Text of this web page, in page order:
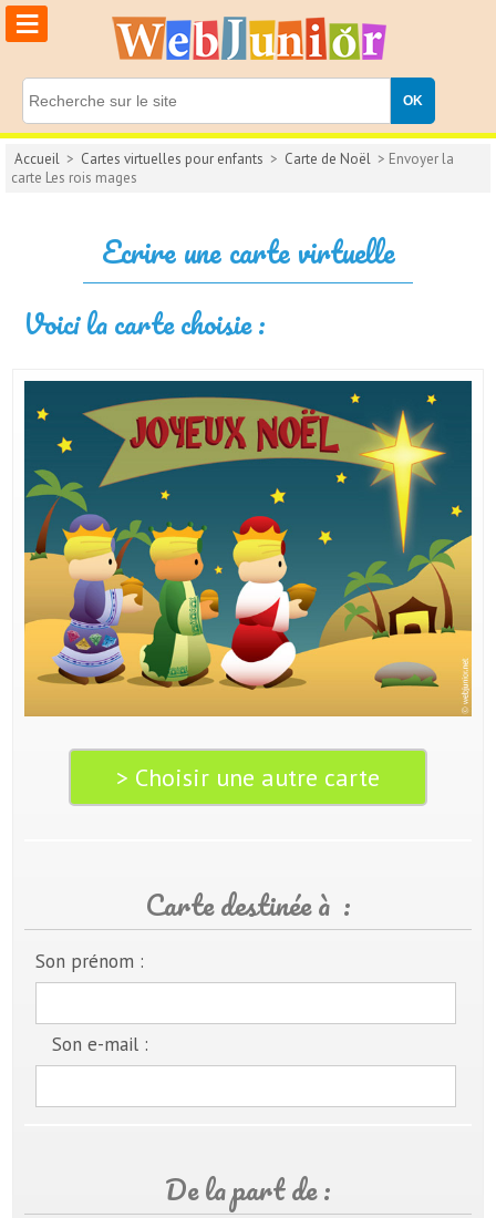
≡
Accueil > Cartes virtuelles pour enfants > Carte de Noël > Envoyer la
carte Les rois mages
Ecrire une carte virtuelle
Voici la carte choisie :
> Choisir une autre carte
Carte destinée à :
Son prénom :
Son e-mail :
De la part de :